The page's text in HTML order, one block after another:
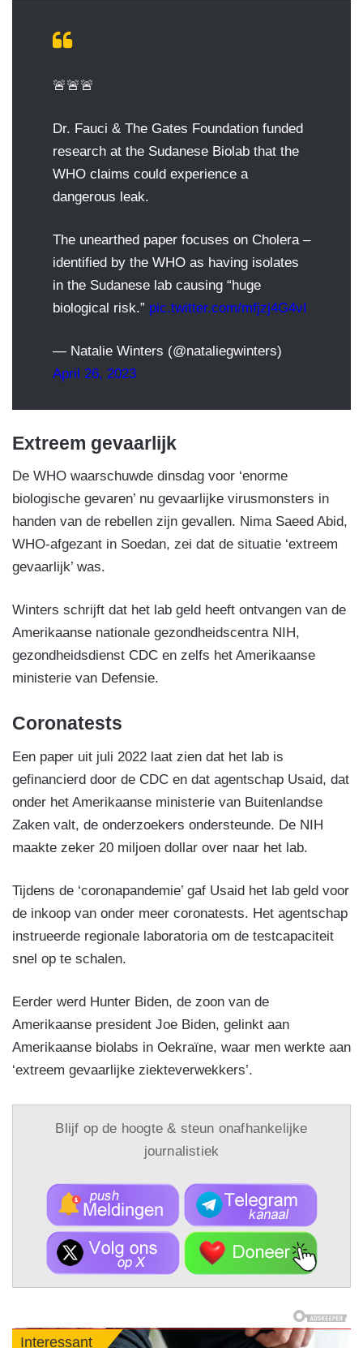
🚨🚨🚨
Dr. Fauci & The Gates Foundation funded
research at the Sudanese Biolab that the
WHO claims could experience a
dangerous leak.
The unearthed paper focuses on Cholera –
identified by the WHO as having isolates
in the Sudanese lab causing “huge
biological risk.” pic.twitter.com/mfjzj4G4vI
— Natalie Winters (@nataliegwinters)
April 26, 2023
Extreem gevaarlijk
De WHO waarschuwde dinsdag voor ‘enorme
biologische gevaren’ nu gevaarlijke virusmonsters in
handen van de rebellen zijn gevallen. Nima Saeed Abid,
WHO-afgezant in Soedan, zei dat de situatie ‘extreem
gevaarlijk’ was.
Winters schrijft dat het lab geld heeft ontvangen van de
Amerikaanse nationale gezondheidscentra NIH,
gezondheidsdienst CDC en zelfs het Amerikaanse
ministerie van Defensie.
Coronatests
Een paper uit juli 2022 laat zien dat het lab is
gefinancierd door de CDC en dat agentschap Usaid, dat
onder het Amerikaanse ministerie van Buitenlandse
Zaken valt, de onderzoekers ondersteunde. De NIH
maakte zeker 20 miljoen dollar over naar het lab.
Tijdens de ‘coronapandemie’ gaf Usaid het lab geld voor
de inkoop van onder meer coronatests. Het agentschap
instrueerde regionale laboratoria om de testcapaciteit
snel op te schalen.
Eerder werd Hunter Biden, de zoon van de
Amerikaanse president Joe Biden, gelinkt aan
Amerikaanse biolabs in Oekraïne, waar men werkte aan
‘extreem gevaarlijke ziekteverwekkers’.
Blijf op de hoogte & steun onafhankelijke
journalistiek
Interessant